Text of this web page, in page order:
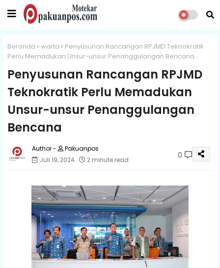
Beranda warta
Penyusunan Rancangan RPJMD Teknokratik
Perlu Memadukan Unsur-unsur Penanggulangan Bencana
Penyusunan Rancangan RPJMD
Teknokratik Perlu Memadukan
Unsur-unsur Penanggulangan
Bencana
Pakuanpos
Juli 19, 2024
2 minute read 0